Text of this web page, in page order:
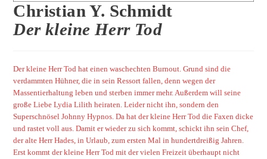
Christian Y. Schmidt
Der kleine Herr Tod
Der kleine Herr Tod hat einen waschechten Burnout. Grund sind die
verdammten Hühner, die in sein Ressort fallen, denn wegen der
Massentierhaltung leben und sterben immer mehr. Außerdem will seine
große Liebe Lydia Lilith heiraten. Leider nicht ihn, sondern den
Superschnösel Johnny Hypnos. Da hat der kleine Herr Tod die Faxen dicke
und rastet voll aus. Damit er wieder zu sich kommt, schickt ihn sein Chef,
der alte Herr Hades, in Urlaub, zum ersten Mal in hundertdreißig Jahren.
Erst kommt der kleine Herr Tod mit der vielen Freizeit überhaupt nicht